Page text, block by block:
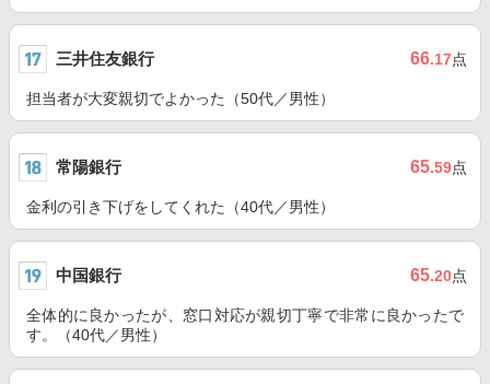
三井住友銀行 66.17点
担当者が大変親切でよかった（50代／男性）
常陽銀行 65.59点
金利の引き下げをしてくれた（40代／男性）
中国銀行 65.20点
全体的に良かったが、窓口対応が親切丁寧で非常に良かったで
す。（40代／男性）